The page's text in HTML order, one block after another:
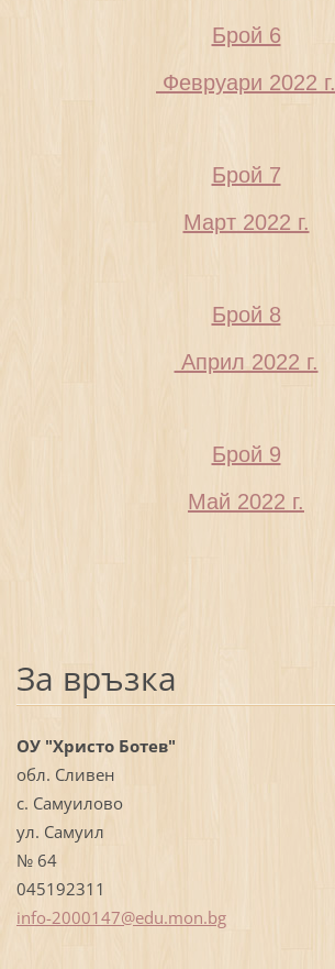
Брой 6
Февруари 2022 г.
Брой 7
Март 2022 г.
Брой 8
Април 2022 г.
Брой 9
Май 2022 г.
За връзка
ОУ "Христо Ботев"
обл. Сливен
с. Самуилово
ул. Самуил
№ 64
045192311
info-2000147@edu.mon.bg